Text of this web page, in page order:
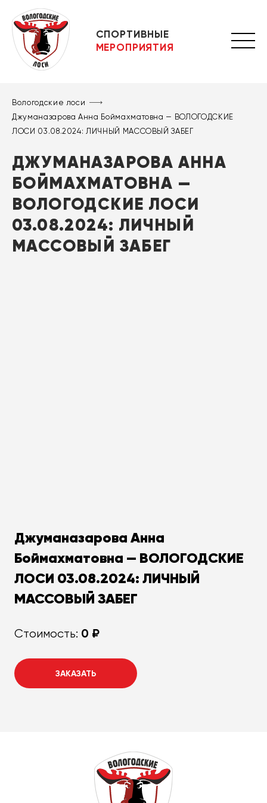
СПОРТИВНЫЕ
МЕРОПРИЯТИЯ
Вологодские лоси
Джуманазарова Анна Боймахматовна — ВОЛОГОДСКИЕ
ЛОСИ 03.08.2024: ЛИЧНЫЙ МАССОВЫЙ ЗАБЕГ
ДЖУМАНАЗАРОВА АННА
БОЙМАХМАТОВНА —
ВОЛОГОДСКИЕ ЛОСИ
03.08.2024: ЛИЧНЫЙ
МАССОВЫЙ ЗАБЕГ
Джуманазарова Анна
Боймахматовна — ВОЛОГОДСКИЕ
ЛОСИ 03.08.2024: ЛИЧНЫЙ
МАССОВЫЙ ЗАБЕГ
Стоимость: 0 ₽
ЗАКАЗАТЬ